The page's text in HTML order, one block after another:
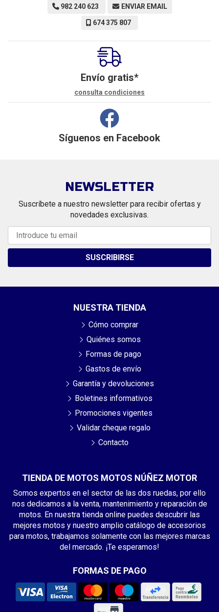
982 240 623 ENVIAR EMAIL
674 375 807
Envío gratis*
consulta condiciones
Síguenos en Facebook
NEWSLETTER
Suscríbete a nuestro newsletter para recibir ofertas y
novedades exclusivas.
SUSCRIBIRSE
TIENDA DE MOTOS MOTOS NÚÑEZ MOTOR
Somos expertos en el sector de las dos ruedas, por ello
nos dedicamos a la venta, mantenimiento y reparación de
motos. En nuestra tienda online puedes descubrir las
mejores motos y nuestro amplio catálogo de accesorios
para motos, trabajamos solamente con las mejores marcas
del mercado. ¡Te esperamos!
FORMAS DE PAGO
NUESTRA TIENDA
Cómo comprar
Quiénes somos
Formas de pago
Gastos de envío
Garantía y devoluciones
Boletines informativos
Promociones vigentes
Validar cheque regalo
Contacto